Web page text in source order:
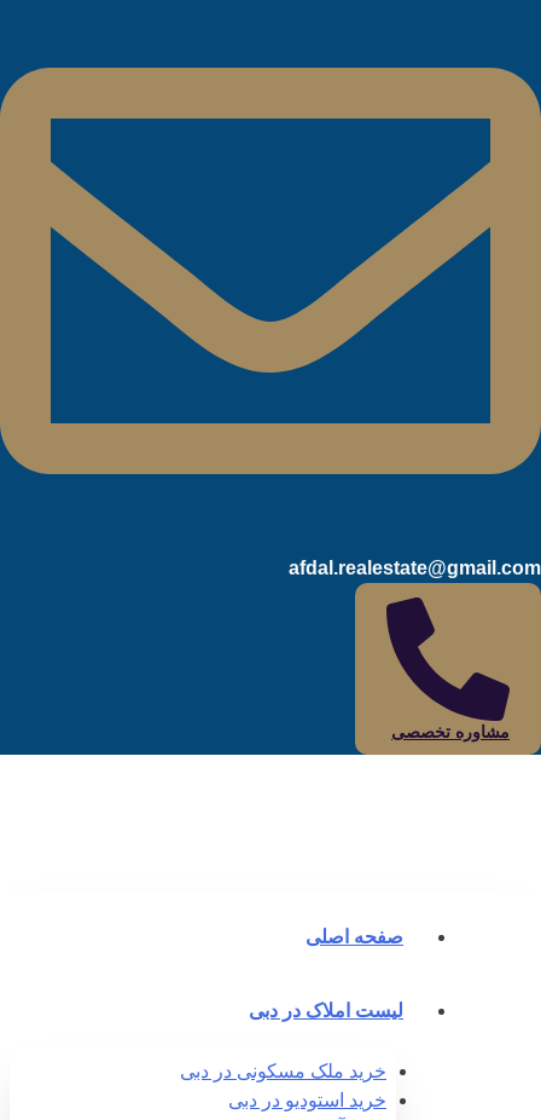
مشاوره تخصصی
صفحه اصلی
لیست املاک در دبی
خرید ملک مسکونی در دبی
خرید استودیو در دبی